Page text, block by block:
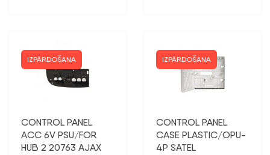
IZPĀRDOŠANA
CONTROL PANEL
ACC 6V PSU/FOR
HUB 2 20763 AJAX
IZPĀRDOŠANA
CONTROL PANEL
CASE PLASTIC/OPU-
4P SATEL